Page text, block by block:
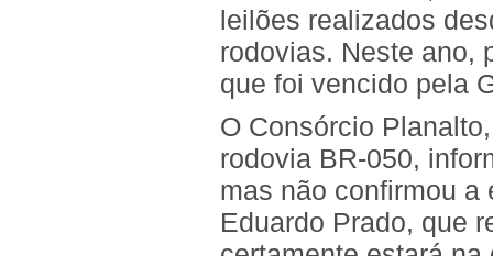
leilões realizados
rodovias. Neste ano,
que foi vencido pela
O Consórcio
rodovia BR-050,
mas não confirmou a
Eduardo Prado, que